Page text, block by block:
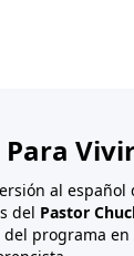
al
del Pastor
del programa en